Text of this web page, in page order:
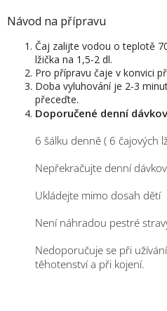
Návod na přípravu
Čaj zalijte vodou o teplotě
lžička na 1,5-2 dl.
Pro přípravu čaje v konvici
Doba vyluhování je 2-3
přeceďte.
Doporučené denní
6 šálku denně ( 6 čajových
Nepřekračujte denní
Ukládejte mimo dosah dětí
Není náhradou pestré
Nedoporučuje se při
těhotenství a při kojení.